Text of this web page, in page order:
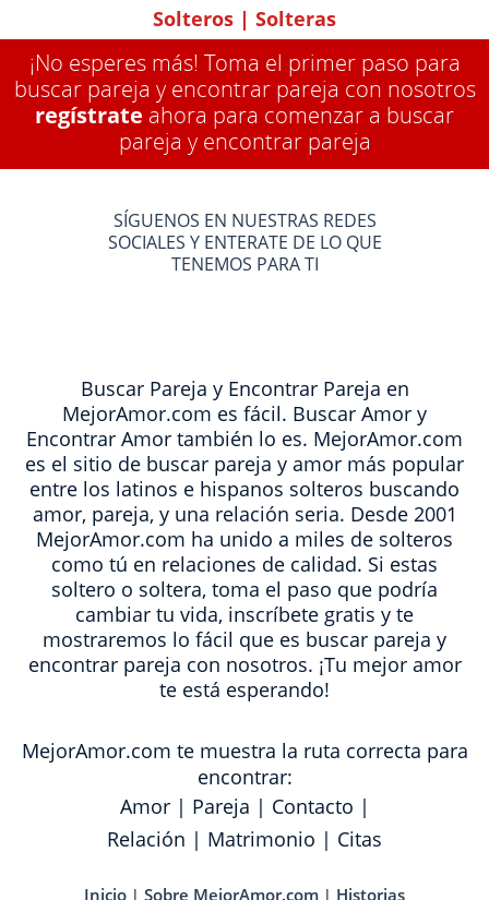
Solteros | Solteras
¡No esperes más! Toma el primer paso para
buscar pareja y encontrar pareja con nosotros
regístrate ahora para comenzar a buscar
pareja y encontrar pareja
SÍGUENOS EN NUESTRAS REDES
SOCIALES Y ENTERATE DE LO QUE
TENEMOS PARA TI
Buscar Pareja y Encontrar Pareja en
MejorAmor.com es fácil. Buscar Amor y
Encontrar Amor también lo es. MejorAmor.com
es el sitio de buscar pareja y amor más popular
entre los latinos e hispanos solteros buscando
amor, pareja, y una relación seria. Desde 2001
MejorAmor.com ha unido a miles de solteros
como tú en relaciones de calidad. Si estas
soltero o soltera, toma el paso que podría
cambiar tu vida, inscríbete gratis y te
mostraremos lo fácil que es buscar pareja y
encontrar pareja con nosotros. ¡Tu mejor amor
te está esperando!
MejorAmor.com te muestra la ruta correcta para
encontrar:
Amor| Pareja | Contacto |
Relación | Matrimonio | Citas
Inicio | Sobre MejorAmor.com | Historias